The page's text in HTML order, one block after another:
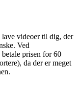
videoer til dig, der
Ved
prisen for 60
da der er meget